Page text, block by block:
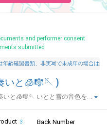
and performer consent
submitted
年齢確認書類、非実写で未成年の場合は
いと🧊🎼🪡 )
奏いと🧊🎼🪡 いとと雪の音色を‪𓂃
3 Back Number